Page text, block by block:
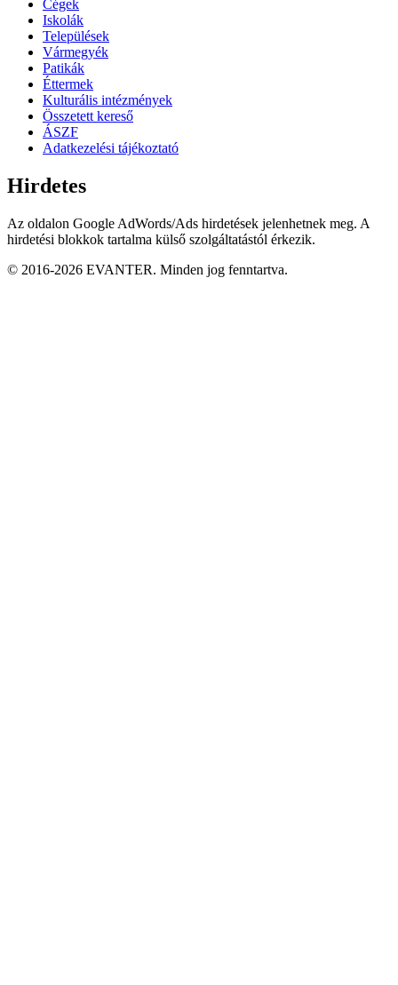
Cégek
Iskolák
Települések
Vármegyék
Patikák
Éttermek
Kulturális intézmények
Összetett kereső
ÁSZF
Adatkezelési tájékoztató
Hirdetes
Az oldalon Google AdWords/Ads hirdetések jelenhetnek meg. A
hirdetési blokkok tartalma külső szolgáltatástól érkezik.
© 2016-2026 EVANTER. Minden jog fenntartva.